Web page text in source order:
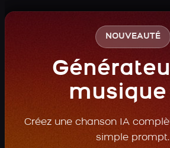
NOUVEAUTÉ
Créez une chanson IA
simple prompt.